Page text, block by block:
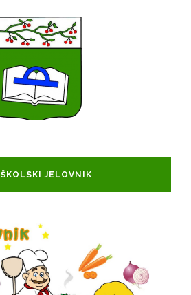
ŠKOLSKI JELOVNIK